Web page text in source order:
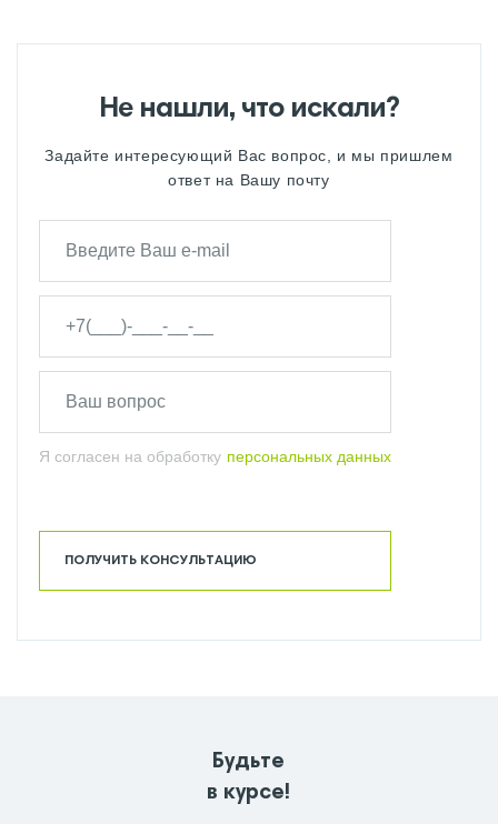
Не нашли, что искали?
Задайте интересующий Вас вопрос, и мы пришлем
ответ на Вашу почту
Я согласен на обработку персональных данных
ПОЛУЧИТЬ КОНСУЛЬТАЦИЮ
Будьте
в курсе!